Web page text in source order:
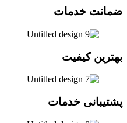
ضمانت خدمات
بهترین کیفیت
پشتیبانی خدمات